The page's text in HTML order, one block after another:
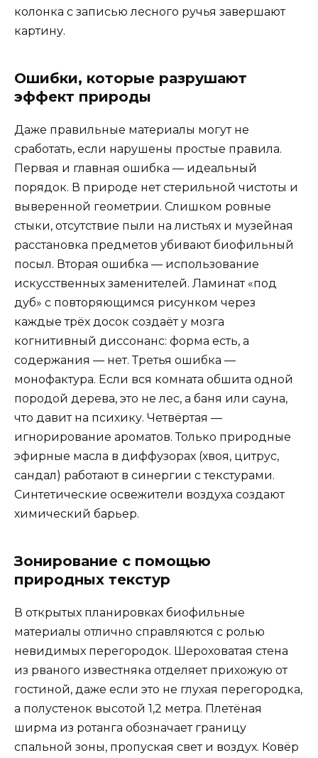
колонка с записью лесного ручья завершают
картину.
Ошибки, которые разрушают
эффект природы
Даже правильные материалы могут не
сработать, если нарушены простые правила.
Первая и главная ошибка — идеальный
порядок. В природе нет стерильной чистоты и
выверенной геометрии. Слишком ровные
стыки, отсутствие пыли на листьях и музейная
расстановка предметов убивают биофильный
посыл. Вторая ошибка — использование
искусственных заменителей. Ламинат «под
дуб» с повторяющимся рисунком через
каждые трёх досок создаёт у мозга
когнитивный диссонанс: форма есть, а
содержания — нет. Третья ошибка —
монофактура. Если вся комната обшита одной
породой дерева, это не лес, а баня или сауна,
что давит на психику. Четвёртая —
игнорирование ароматов. Только природные
эфирные масла в диффузорах (хвоя, цитрус,
сандал) работают в синергии с текстурами.
Синтетические освежители воздуха создают
химический барьер.
Зонирование с помощью
природных текстур
В открытых планировках биофильные
материалы отлично справляются с ролью
невидимых перегородок. Шероховатая стена
из рваного известняка отделяет прихожую от
гостиной, даже если это не глухая перегородка,
а полустенок высотой 1,2 метра. Плетёная
ширма из ротанга обозначает границу
спальной зоны, пропуская свет и воздух. Ковёр